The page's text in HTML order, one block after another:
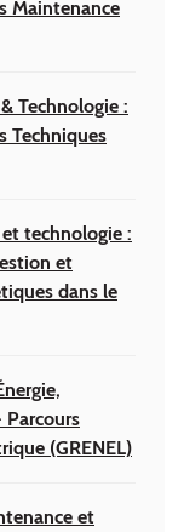
Maintenance
Technologie :
Techniques
technologie :
et
dans le
(GRENEL)
et